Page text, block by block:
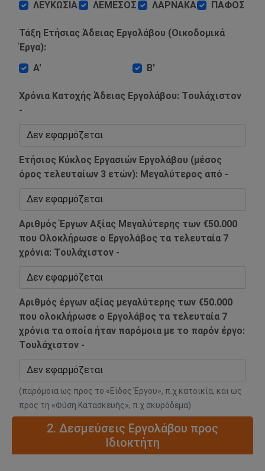
ΛΕΥΚΩΣΙΑ ΛΕΜΕΣΟΣ ΛΑΡΝΑΚΑ ΠΑΦΟΣ
Τάξη Ετήσιας Άδειας Εργολάβου (Οικοδομικά
Έργα):
Α'
Β'
Χρόνια Κατοχής Άδειας Εργολάβου: Tουλάχιστον
-
Ετήσιος Κύκλος Εργασιών Εργολάβου (μέσος
όρος τελευταίων 3 ετών): Mεγαλύτερος από -
Αριθμός Έργων Αξίας Μεγαλύτερης των €50.000
που Ολοκλήρωσε ο Εργολάβος τα τελευταία 7
χρόνια: Tουλάχιστον -
Αριθμός έργων αξίας μεγαλύτερης των €50.000
που ολοκλήρωσε ο Εργολάβος τα τελευταία 7
χρόνια τα οποία ήταν παρόμοια με το παρόν έργο:
Tουλάχιστον -
(παρόμοια ως προς το «Είδος Έργου», π.χ κατοικία, και ως
προς τη «Φύση Κατασκευής», π.χ σκυρόδεμα)
2. Δεσμεύσεις Εργολάβου προς
Ιδιοκτήτη